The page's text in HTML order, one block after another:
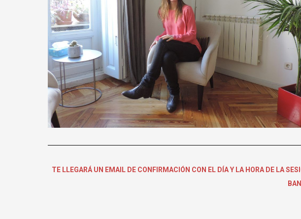
TE LLEGARÁ UN EMAIL DE CONFIRMACIÓN CON EL DÍA Y LA HORA DE LA